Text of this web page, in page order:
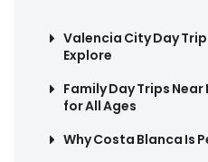
Valencia City Day
Explore
Family Day Trips
for All Ages
Why Costa Blanca Is